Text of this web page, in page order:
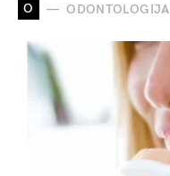
O ODONTOLOGIJA